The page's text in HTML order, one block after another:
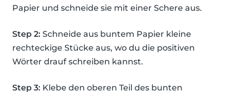
Papier und schneide sie mit einer Schere aus.
Step 2: Schneide aus buntem Papier kleine
rechteckige Stücke aus, wo du die positiven
Wörter drauf schreiben kannst.
Step 3: Klebe den oberen Teil des bunten